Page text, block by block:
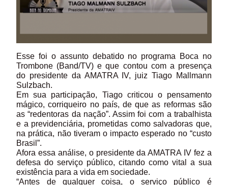
Esse foi o assunto debatido no programa Boca no
Trombone (Band/TV) e que contou com a presença
do presidente da AMATRA IV, juiz Tiago Mallmann
Sulzbach.
Em sua participação, Tiago criticou o pensamento
mágico, corriqueiro no país, de que as reformas são
as “redentoras da nação”. Assim foi com a trabalhista
e a previdenciária, prometidas como salvadoras que,
na prática, não tiveram o impacto esperado no “custo
Brasil”.
Afora essa análise, o presidente da AMATRA IV fez a
defesa do serviço público, citando como vital a sua
existência para a vida em sociedade.
“Antes de qualquer coisa, o serviço público é